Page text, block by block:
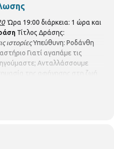
Ώρα 19:00 διάρκεια: 1 ώρα και
Τίτλος Δράσης:
ιστορίεςΥπεύθυνη: Ροδάνθη
Γιατί αγαπάμε τις
Ανταλλάσσουμε
σημασία της αφήγησης στη ζωή
Για το εργαστήριο
η ανοιχτή κάμερα και